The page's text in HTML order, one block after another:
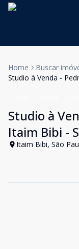
Home
Buscar
Studio à Venda -
Studio à
Itaim Bibi -
Itaim Bibi, São